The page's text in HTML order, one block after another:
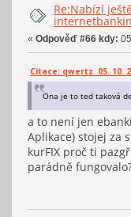
Re:Nabízí
« Odpověď #66 kdy:
Citace: qwertz 05. 10.
Ona je to ted taková
a to není jen
Aplikace) stojej za
kurFIX proč ti
parádně